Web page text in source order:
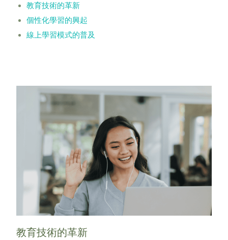
教育技術的革新
個性化學習的興起
線上學習模式的普及
教育技術的革新